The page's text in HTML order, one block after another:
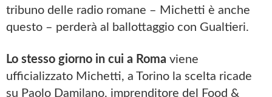
tribuno delle radio romane – Michetti è anche
questo – perderà al ballottaggio con Gualtieri.
Lo stesso giorno in cui a Roma viene
ufficializzato Michetti, a Torino la scelta ricade
su Paolo Damilano, imprenditore del Food &